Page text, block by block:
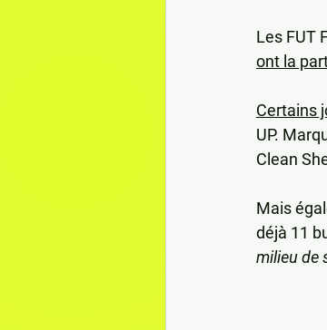
Les FUT
ont la
Certains
UP.
Clean
Mais
déjà 11
milieu de